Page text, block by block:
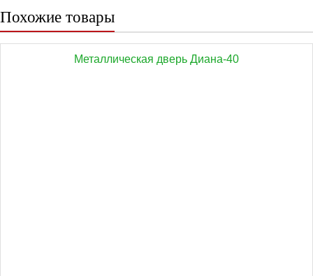
Похожие товары
Металлическая дверь Диана-40